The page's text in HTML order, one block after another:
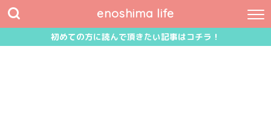
enoshima life
初めての方に読んで頂きたい記事はコチラ！